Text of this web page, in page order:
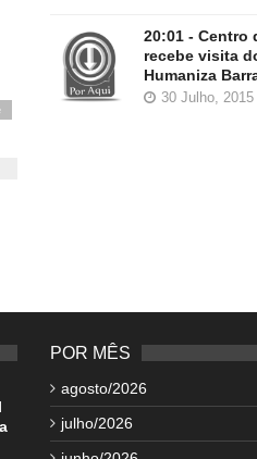
20:01 - Centro
recebe visita
Humaniza
30 Julho, 2015
POR MÊS
agosto/2026
julho/2026